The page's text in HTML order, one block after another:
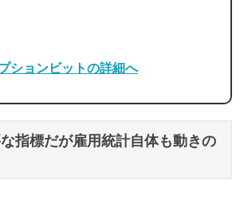
ションビットの詳細へ
指標だが雇用統計自体も動きの